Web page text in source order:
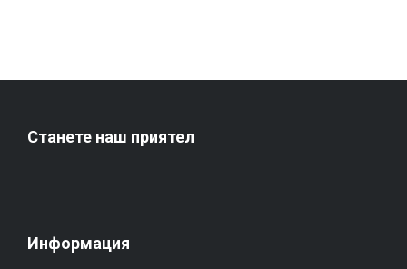
Станете наш приятел
Информация